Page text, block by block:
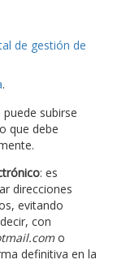
de gestión de
.
subirse
que debe
: es
direcciones
evitando
con
o
definitiva en la